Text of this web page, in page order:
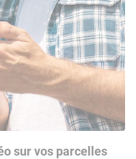
sur vos parcelles